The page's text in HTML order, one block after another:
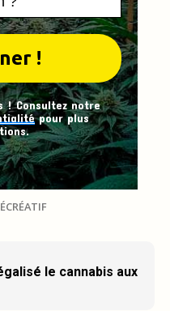
! Consultez notre
pour plus
le cannabis aux